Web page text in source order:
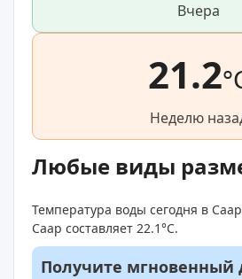
Вчера
21.2
Неделю
Любые виды
Температура воды сегодня в
Саар составляет 22.1°C.
Получите мгновенный